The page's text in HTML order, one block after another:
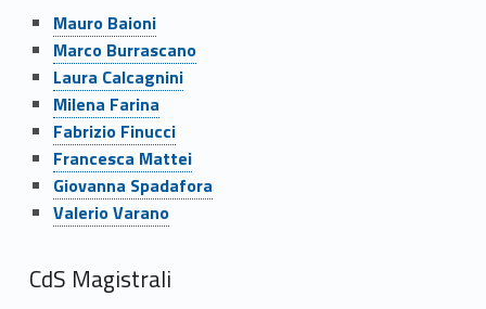
Link identifier #identifier__67215-3
Mauro Baioni
Link identifier #identifier__88801-4
Marco Burrascano
Link identifier #identifier__136499-5
Laura Calcagnini
Link identifier #identifier__125818-6
Milena Farina
Link identifier #identifier__44939-7
Fabrizio Finucci
Link identifier #identifier__104077-8
Francesca Mattei
Link identifier #identifier__193253-9
Giovanna Spadafora
Link identifier #identifier__185306-10
Valerio Varano
CdS Magistrali